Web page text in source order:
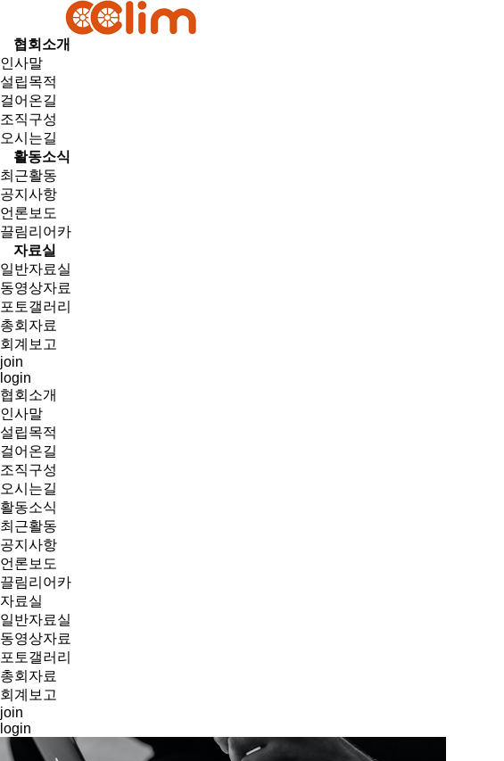
협회소개
인사말
설립목적
걸어온길
조직구성
오시는길
활동소식
최근활동
공지사항
언론보도
끌림리어카
자료실
일반자료실
동영상자료
포토갤러리
총회자료
회계보고
join
login
협회소개
인사말
설립목적
걸어온길
조직구성
오시는길
활동소식
최근활동
공지사항
언론보도
끌림리어카
자료실
일반자료실
동영상자료
포토갤러리
총회자료
회계보고
join
login